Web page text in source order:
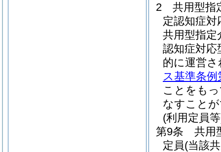
2
共用型指
定認知症
共用型指定
認知症対
的に運営
ス基準条例
ことをも
なすこと
(利用定員
第9条
共用
定員(当該